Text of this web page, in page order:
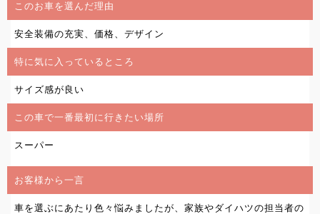
このお車を選んだ理由
安全装備の充実、価格、デザイン
特に気に入っているところ
サイズ感が良い
この車で一番最初に行きたい場所
スーパー
お客様から一言
車を選ぶにあたり色々悩みましたが、家族やダイハツの担当者の